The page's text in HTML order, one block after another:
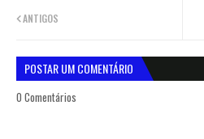
ANTIGOS
POSTAR UM COMENTÁRIO
0 Comentários